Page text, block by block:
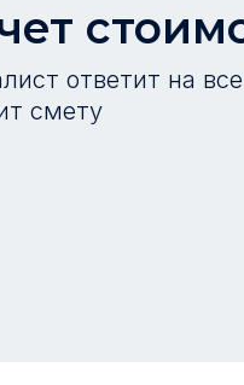
ответит на
смету